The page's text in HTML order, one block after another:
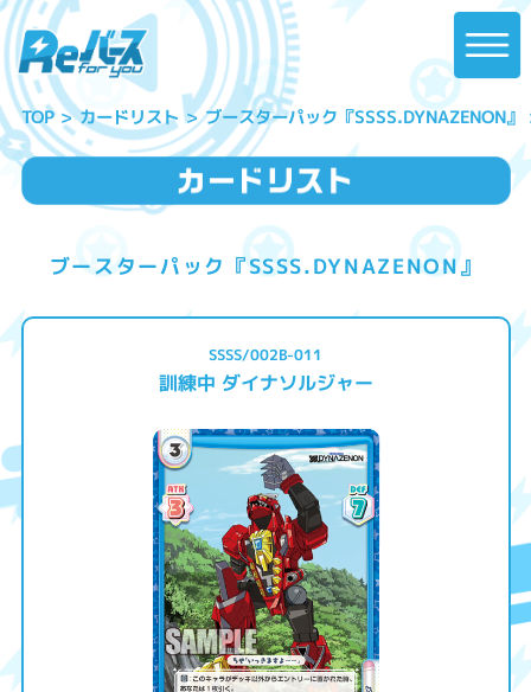
TOP カードリスト ブースターパック『SSSS.DYNAZENON』
ブースターパック『SSSS.DYNAZENON』
SSSS/002B-011
訓練中 ダイナソルジャー